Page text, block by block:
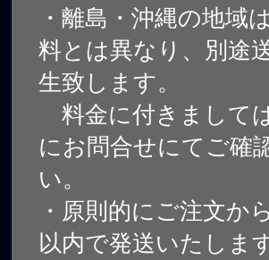
・離島・沖縄の地域
料とは異なり、別途
生致します。
料金に付きまして
にお問合せにてご確
い。
・原則的にご注文か
以内で発送いたしま